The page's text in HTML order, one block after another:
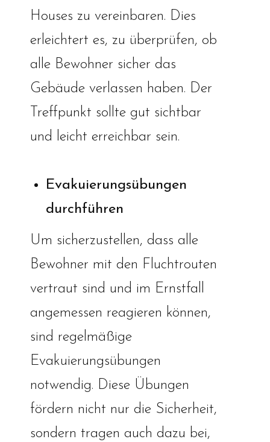
Houses zu vereinbaren. Dies
erleichtert es, zu überprüfen, ob
alle Bewohner sicher das
Gebäude verlassen haben. Der
Treffpunkt sollte gut sichtbar
und leicht erreichbar sein.
Evakuierungsübungen
durchführen
Um sicherzustellen, dass alle
Bewohner mit den Fluchtrouten
vertraut sind und im Ernstfall
angemessen reagieren können,
sind regelmäßige
Evakuierungsübungen
notwendig. Diese Übungen
fördern nicht nur die Sicherheit,
sondern tragen auch dazu bei,